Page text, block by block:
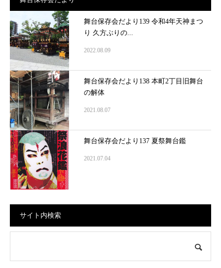
舞台保存会だより139 令和4年天神まつ
り 久方ぶりの...
2022.08.09
舞台保存会だより138 本町2丁目旧舞台
の解体
2021.08.07
舞台保存会だより137 夏祭舞台鑑
2021.07.04
サイト内検索